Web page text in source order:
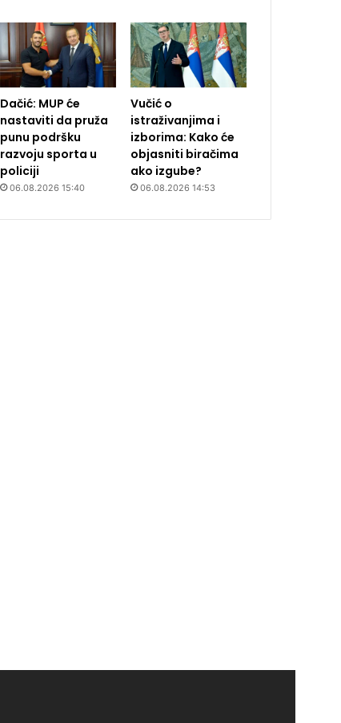
Dačić: MUP će
nastaviti da pruža
punu podršku
razvoju sporta u
policiji
06.08.2026 15:40
Vučić o
istraživanjima i
izborima: Kako će
objasniti biračima
ako izgube?
06.08.2026 14:53